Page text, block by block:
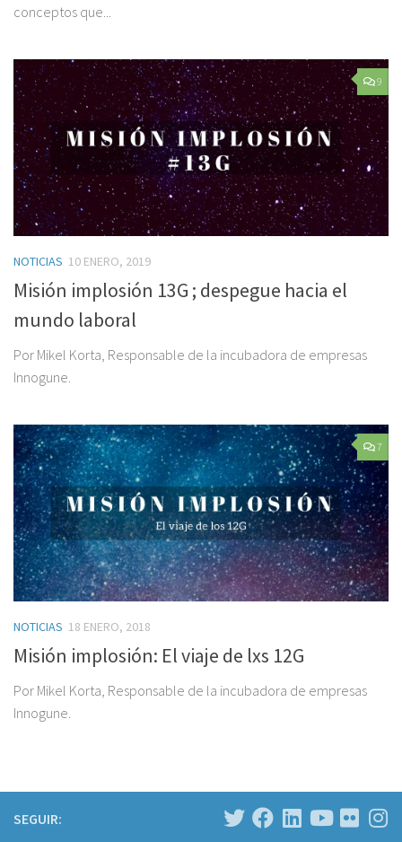
conceptos que...
9
NOTICIAS 10 ENERO, 2019
Misión implosión 13G ; despegue hacia el
mundo laboral
Por Mikel Korta, Responsable de la incubadora de empresas
Innogune.
7
NOTICIAS 18 ENERO, 2018
Misión implosión: El viaje de lxs 12G
Por Mikel Korta, Responsable de la incubadora de empresas
Innogune.
SEGUIR: